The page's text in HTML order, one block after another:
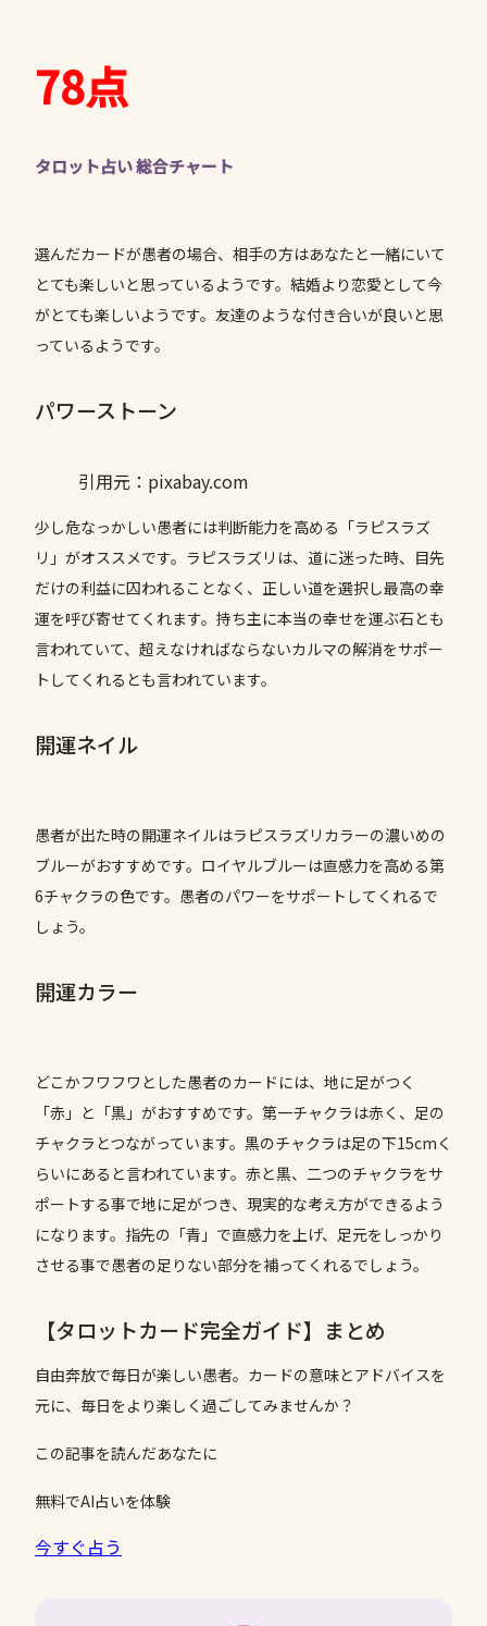
78点
タロット占い 総合チャート
選んだカードが愚者の場合、相手の方はあなたと一緒にいて
とても楽しいと思っているようです。結婚より恋愛として今
がとても楽しいようです。友達のような付き合いが良いと思
っているようです。
パワーストーン
引用元：pixabay.com
少し危なっかしい愚者には判断能力を高める「ラピスラズ
リ」がオススメです。ラピスラズリは、道に迷った時、目先
だけの利益に囚われることなく、正しい道を選択し最高の幸
運を呼び寄せてくれます。持ち主に本当の幸せを運ぶ石とも
言われていて、超えなければならないカルマの解消をサポー
トしてくれるとも言われています。
開運ネイル
愚者が出た時の開運ネイルはラピスラズリカラーの濃いめの
ブルーがおすすめです。ロイヤルブルーは直感力を高める第
6チャクラの色です。愚者のパワーをサポートしてくれるで
しょう。
開運カラー
どこかフワフワとした愚者のカードには、地に足がつく
「赤」と「黒」がおすすめです。第一チャクラは赤く、足の
チャクラとつながっています。黒のチャクラは足の下15cmく
らいにあると言われています。赤と黒、二つのチャクラをサ
ポートする事で地に足がつき、現実的な考え方ができるよう
になります。指先の「青」で直感力を上げ、足元をしっかり
させる事で愚者の足りない部分を補ってくれるでしょう。
【タロットカード完全ガイド】まとめ
自由奔放で毎日が楽しい愚者。カードの意味とアドバイスを
元に、毎日をより楽しく過ごしてみませんか？
この記事を読んだあなたに
無料でAI占いを体験
今すぐ占う